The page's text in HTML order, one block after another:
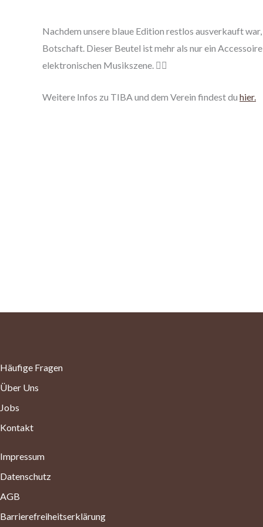
Nachdem unsere blaue Edition restlos ausverkauft
Botschaft. Dieser Beutel ist mehr als nur ein
elektronischen Musikszene. ✊🏾
Weitere Infos zu TIBA und dem Verein findest du hier.
Häufige Fragen
Über Uns
Jobs
Kontakt
Impressum
Datenschutz
AGB
Barrierefreiheitserklärung